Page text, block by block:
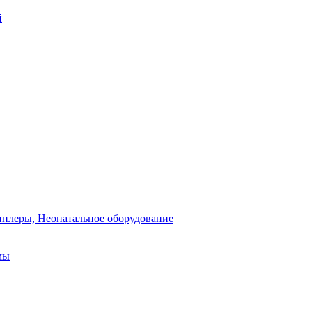
Неонатальное оборудование